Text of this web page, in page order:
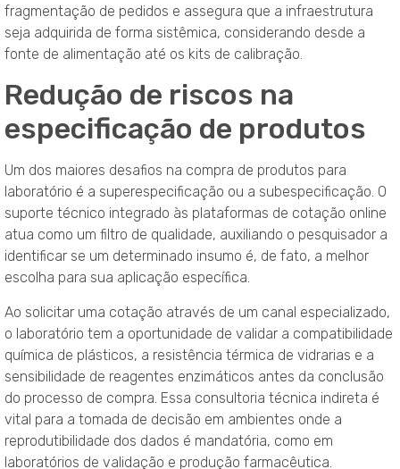
fragmentação de pedidos e assegura que a infraestrutura
seja adquirida de forma sistêmica, considerando desde a
fonte de alimentação até os kits de calibração.
Redução de riscos na
especificação de produtos
Um dos maiores desafios na compra de produtos para
laboratório é a superespecificação ou a subespecificação. O
suporte técnico integrado às plataformas de cotação online
atua como um filtro de qualidade, auxiliando o pesquisador a
identificar se um determinado insumo é, de fato, a melhor
escolha para sua aplicação específica.
Ao solicitar uma cotação através de um canal especializado,
o laboratório tem a oportunidade de validar a compatibilidade
química de plásticos, a resistência térmica de vidrarias e a
sensibilidade de reagentes enzimáticos antes da conclusão
do processo de compra. Essa consultoria técnica indireta é
vital para a tomada de decisão em ambientes onde a
reprodutibilidade dos dados é mandatória, como em
laboratórios de validação e produção farmacêutica.